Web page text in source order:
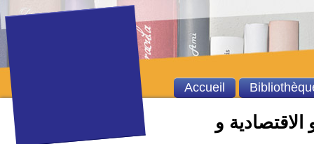
الاقتصادية و
Accueil